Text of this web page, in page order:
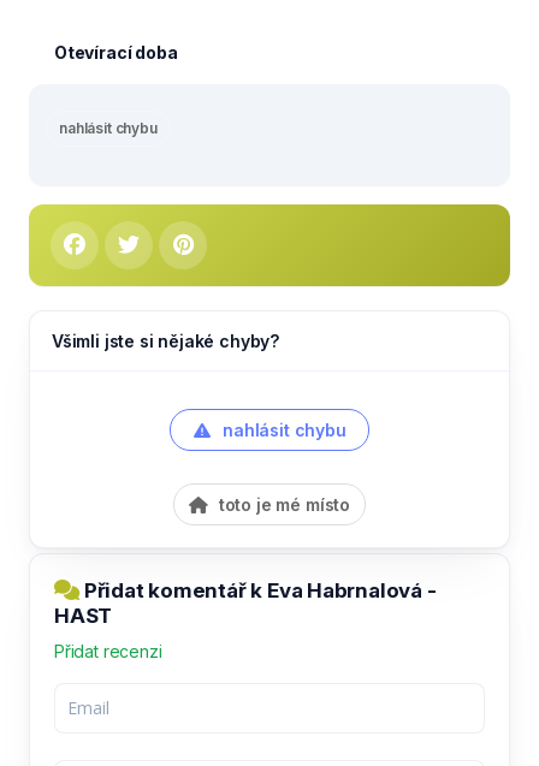
Otevírací doba
nahlásit chybu
Všimli jste si nějaké chyby?
nahlásit chybu
toto je mé místo
Přidat komentář k Eva Habrnalová -
HAST
Přidat recenzi